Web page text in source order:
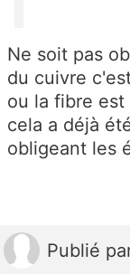
Ne soit pas
du cuivre
ou la fibre est
cela a déjà
obligeant les
Publié